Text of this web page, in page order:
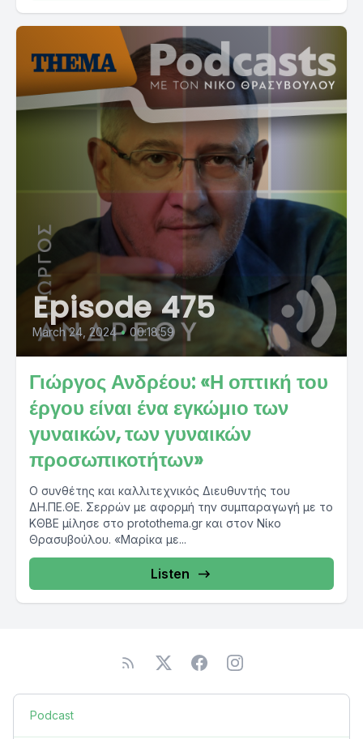
Episode 475
March 24, 2024 • 00:18:59
Γιώργος Ανδρέου: «Η οπτική του
έργου είναι ένα εγκώμιο των
γυναικών, των γυναικών
προσωπικοτήτων»
Ο συνθέτης και καλλιτεχνικός Διευθυντής του
ΔΗ.ΠΕ.ΘΕ. Σερρών με αφορμή την συμπαραγωγή με το
ΚΘΒΕ μίλησε στο protothema.gr και στον Νίκο
Θρασυβούλου. «Μαρίκα με...
Listen
Podcast